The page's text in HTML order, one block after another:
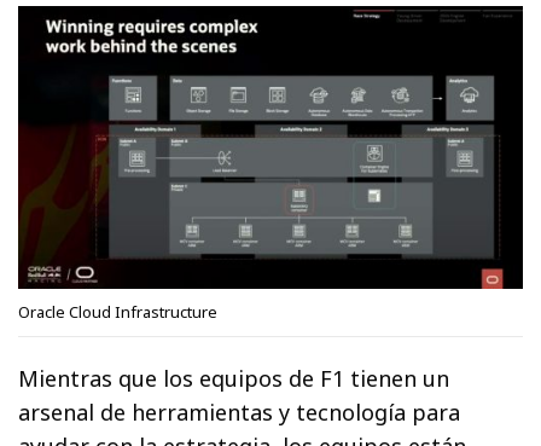
Oracle Cloud Infrastructure
Mientras que los equipos de F1 tienen un
arsenal de herramientas y tecnología para